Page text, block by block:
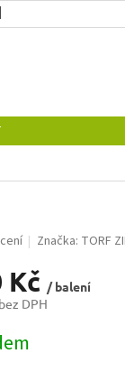
Značka: TORF
Kč / balení
DPH